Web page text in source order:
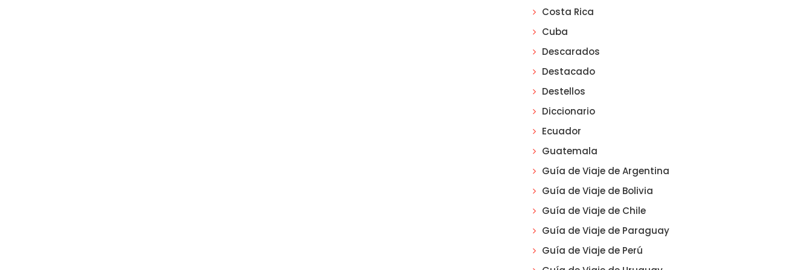
Costa Rica
Cuba
Descarados
Destacado
Destellos
Diccionario
Ecuador
Guatemala
Guía de Viaje de Argentina
Guía de Viaje de Bolivia
Guía de Viaje de Chile
Guía de Viaje de Paraguay
Guía de Viaje de Perú